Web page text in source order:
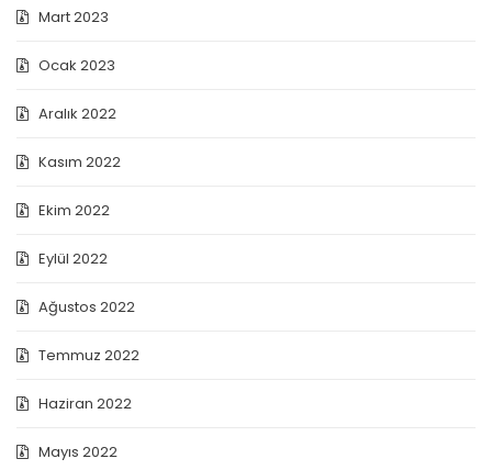
Mart 2023
Ocak 2023
Aralık 2022
Kasım 2022
Ekim 2022
Eylül 2022
Ağustos 2022
Temmuz 2022
Haziran 2022
Mayıs 2022